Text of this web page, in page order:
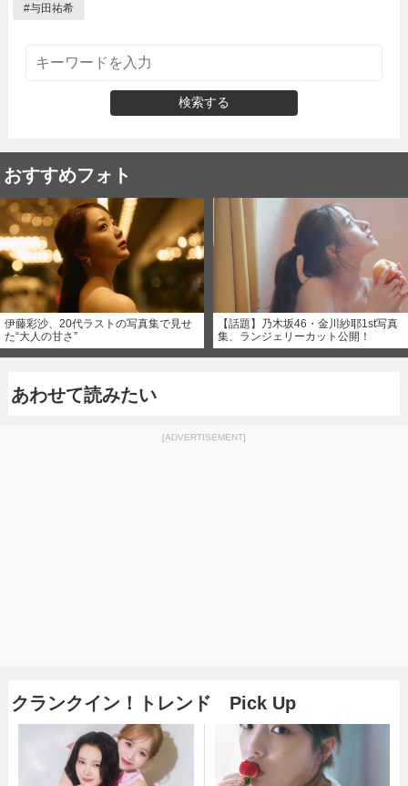
#与田祐希
検索する
おすすめフォト
伊藤彩沙、20代ラストの写真集で見せ
た“大人の甘さ”
【話題】乃木坂46・金川紗耶1st写真
集、ランジェリーカット公開！
あわせて読みたい
[ADVERTISEMENT]
クランクイン！トレンド Pick Up